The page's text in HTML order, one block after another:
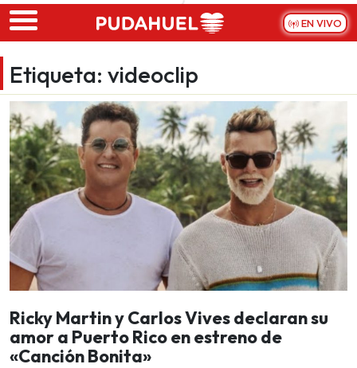
Skip to main content
EN VIVO
Etiqueta: videoclip
Ricky Martin y Carlos Vives declaran su
amor a Puerto Rico en estreno de
«Canción Bonita»